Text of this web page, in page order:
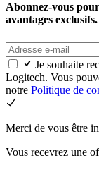
Abonnez-vous
avantages exclusifs.
Je souhaite
Logitech. Vous
notre Politique de
Merci de vous être
Vous recevrez une